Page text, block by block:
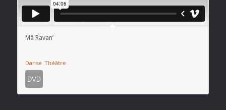
Mâ Ravan’
Danse Théâtre